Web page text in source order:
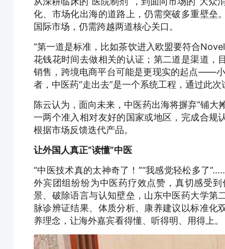
化、市场化出海的道路上，仍需突破多重壁垒
国际市场，仍需跨越两道核心关口。
“第一道是标准，比如茶饮进入欧盟要符合
花钱花时间去做相关的认证；第二道是渠道，
销售，跨境电商平台可能是更现实的起点——
者，中医药“走出去”是一个系统工程，通过此
陈云认为，面向未来，中医药出海将摒弃“铺
一两个准入相对友好的国家或地区，完成合规
根据市场反馈迭代产品。
让外国人真正“读懂”中医
“中医技术真的太神奇了！”“我感觉轻松多了
外宾团组纷纷为中医药疗效点赞，真切感受
景、破除语言与认知壁垒，山东中医药大学第
脉诊辨证结果、体质分析、康养建议以标准化
养理念，让海外嘉宾看得懂、听得明、用得上。